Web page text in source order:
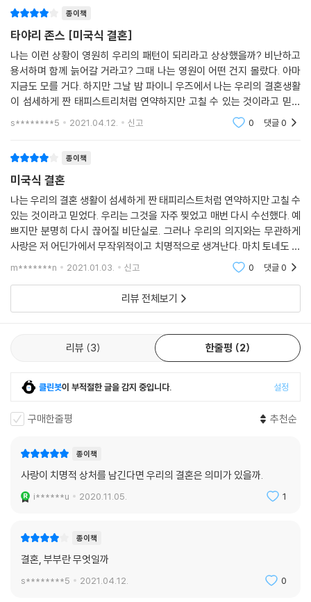
철은 변호사를 통해 항소하려고 노력하는 한편, 깊은 절망에 빠진 남편을
위로하고 보듬기 위해 애쓴다. 하지만 그녀 개인의 삶은 놓아버리고 ‘무고
충실하기를 기대하는 남편과 가족들에게 둘러싸인 셀레스철은 갈수록 답
답함을 느낀다. 그녀는 누구보다 로이의 자유를 원한다.
그러나 동시에 자신의 삶을, 예술가로서의 인생을 살아갈 자유를 포기할
생각도 없다. 그렇게 모두에게 고통스러운 몇 년이 흐르는 사이, 셀레스철
단짝 친구 안드레와의 관계도 점차 다른 양상을 띠기 시작한다. 그리고 마
침내 셀레스철은 로이에게 편지를 보낸다. “로이 넌 내 가족이고 앞으로도
그럴 거야. 하지만 네 아내로는 살 수 없어.”
로이는 편지를 받고 분노와 배신감에 휩싸인다. 그는 셀레스철에게 “난 내
삶에서 아내가 아닌 너는 원하지 않아”라고 말하며 그녀와 연락을 끊어버
린다. 그렇게 두 사람이 소원해진 사이 셀레스철이 고용한 변호사가 마침
에 자유를 되찾는다. 그 소식을 들은 셀레스철은 진심으로 기뻐하지만, 한
편으로 로이가 감옥에 있는 사이 그녀의 인생에서 변해버린 많은 것들이
감당하기 어려운 짐이 되어 그녀를 짓누른다. 이제 기다림의 시간은 끝났
다. 그와 동시에 유예의 시간도 끝났다. 이제 로이와 셀레스철은 세월의 흔
적이 선명한 서로의 낯선 얼굴을, 완전히 뒤바뀐 새로운 현실을 직면해야
만 한다. 한때는 같은 길을 걸어가는 삶을 꿈꾸었으나, 이제는 서로 너무나
다른 곳에 도달해버린 두 사람은 과연 서로에게 돌아가는 길을 찾을 수 있
을까? 아니, 혹은 서로에게 돌아가는 것이 정말로 그들이 행복해지는 길일
『미국식 결혼』의 배경에는 분명히 미국에서 벌어지고 있는 인종차별적 법
던 ‘대량 투옥(mass incarceration)’ 정책이 흑인을 의도적으로 겨냥하
사실을 로이라는 인물을 통해 구체적이고 현실적으로 드러낸다. 이러한 맥
락에서, ‘미국식 결혼(An American Marriage)’이라는 소설의 제목은 일
있으며 우리를 한 곳에서 다른 곳으로 나아가게 하는 힘들에 대해 열정적
이고 정확하게 묘사한다.
- 에이미 블룸 (작가)
타야리 존스의 소설은 시의적이고 사려 깊으며 아름답다. 이 책을 읽는 동
안 나는 불같이 화가 났다가, 웃음을 터트렸다가, 목이 메었다가 다시 환호
했다. 보석 같은 작품.
강렬하다. 존스는 서로 다른 입장에서 공감을 이끌어내는 소설 속 인물들
을 부드러운 인내심을 발휘해 어르듯이 그려낸다. 그녀는 절대로 그들의
결점을, 자기 정당화로 기울어지는 지극히 인간적인 마음을 외면하지 않는
다. 하지만 동시에 상대에게 친절하고 공정하고자 하는 의지, 마음속의 상
반된 욕망에도 불구하고 바르게 행동하려는 의지 또한 포착한다.
- [워싱턴 포스트]
타야리 존스는 놀라운 이야기꾼이다. 존스의 전작을 읽어본 사람이라면 그
구성하는지를 알고 있을 것이다. 그녀는 최고의 집중력을 발휘해 그 모든
것을 빚어낸다. 이 매혹적인 소설은 많은 것을 다루고 있지만, 그 중심에는
- [플라우셰어스]
미국 최고의 작가 중 하나인 타야리 존스가 또다른 걸작을 내놓았다. 『미국
식 결혼』은 사랑과 부정의와 불평등과 용기에 대한 놀랍도록 강렬한 이야
이다.
- [나일론]
존스는 무너져가는 결혼에 대한 통렬한 이야기를 통해 잘못된 판결이 일으
킨 처참한 여파를 적나라하게 드러낸다. 대가의 솜씨다. 그녀는 삼각관계
를 통해, 끓어오르는 계급 간의 갈등과 현대 남부에서 벌어지는 인종적 불
평등의 파장을 탐구함과 동시에 만족스러운 로맨스를 제공한다.
종이책
타야리 존스 [미국식 결혼]
나는 이런 상황이 영원히 우리의 패턴이 되리라고 상상했을까? 비난하고
용서하며 함께 늙어갈 거라고? 그때 나는 영원이 어떤 건지 몰랐다. 아마
지금도 모를 거다. 하지만 그날 밤 파이니 우즈에서 나는 우리의 결혼생활
이 섬세하게 짠 태피스트리처럼 연약하지만 고칠 수 있는 것이라고 믿었
다. 우리는 그것을 자주 찢었고 매번 다시 수선했다. 예쁘지만 분명히 다시
s********5 2021.04.12. 신고 0 댓글0
종이책
미국식 결혼
나는 우리의 결혼 생활이 섬세하게 짠 태피리스트처럼 연약하지만 고칠 수
있는 것이라고 믿었다. 우리는 그것을 자주 찢었고 매번 다시 수선했다. 예
쁘지만 분명히 다시 끊어질 비단실로. 그러나 우리의 의지와는 무관하게
사랑은 저 어딘가에서 무작위적이고 치명적으로 생겨난다. 마치 토네도 처
럼. 결혼생활은 개성 있는 자신만의 모든 것을 간직한 남자와 여자가
m*******n 2021.01.03. 신고 0 댓글0
리뷰 전체보기
리뷰 3 한줄평 2
클린봇이 부적절한 글을 감지 중입니다. 설정
구매한줄평 추천순
종이책
사랑이 치명적 상처를 남긴다면 우리의 결혼은 의미가 있을까.
i******u 2020.11.05. 1
종이책
결혼, 부부란 무엇일까
s********5 2021.04.12. 0